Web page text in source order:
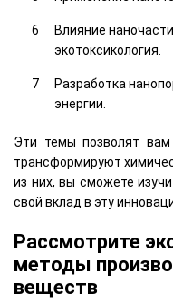
Влияние
экотоксикология.
Разработка
энергии.
Эти темы позволят вам
трансформируют
из них, вы сможете
свой вклад в эту
Рассмотрите
методы
веществ